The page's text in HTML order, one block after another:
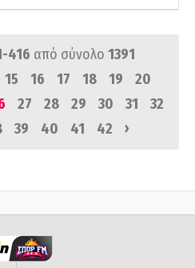
416 από σύνολο 1391
15 16 17 18 19
20
27 28 29 30 31
32
39 40 41 42 ›